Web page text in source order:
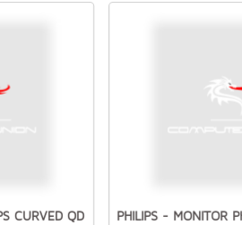
CURVED QD
PHILIPS - MONITOR